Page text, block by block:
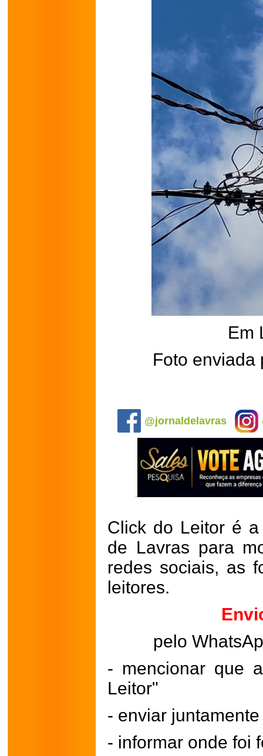
Em
Foto enviada
@jornaldelavras
Click do Leitor é
de Lavras para
redes sociais, as
leitores.
pelo
- mencionar que
Leitor"
- enviar
- informar onde foi